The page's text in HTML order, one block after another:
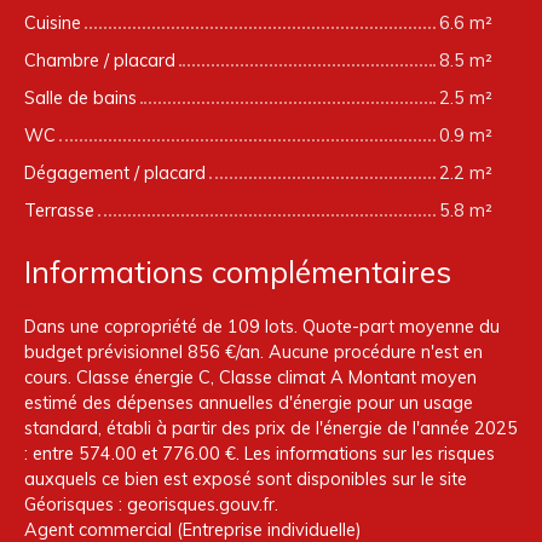
Cuisine
6.6 m²
Chambre / placard
8.5 m²
Salle de bains
2.5 m²
WC
0.9 m²
Dégagement / placard
2.2 m²
Terrasse
5.8 m²
Informations complémentaires
Dans une copropriété de 109 lots. Quote-part moyenne du
budget prévisionnel 856 €/an. Aucune procédure n'est en
cours. Classe énergie C, Classe climat A Montant moyen
estimé des dépenses annuelles d'énergie pour un usage
standard, établi à partir des prix de l'énergie de l'année 2025
: entre 574.00 et 776.00 €. Les informations sur les risques
auxquels ce bien est exposé sont disponibles sur le site
Géorisques : georisques.gouv.fr.
Agent commercial (Entreprise individuelle)